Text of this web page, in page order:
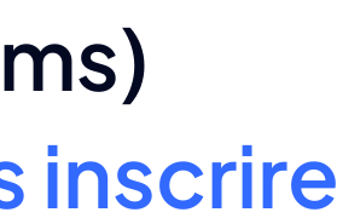
inscrire